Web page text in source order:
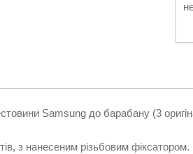
Samsung до барабану (3
з нанесеним різьбовим фіксатором.